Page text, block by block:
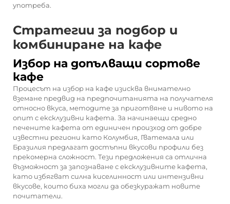
употреба.
Стратегии за подбор и
комбиниране на кафе
Избор на допълващи сортове
кафе
Процесът на избор на кафе изисква внимателно
вземане предвид на предпочитанията на получателя
относно вкуса, методите за приготвяне и нивото на
опит с ексклузивни кафета. За начинаещи средно
печените кафета от единичен произход от добре
известни региони като Колумбия, Гватемала или
Бразилия предлагат достъпни вкусови профили без
прекомерна сложност. Тези предложения са отлична
възможност за запознаване с ексклузивните кафета,
като избягват силна киселинност или интензивни
вкусове, които биха могли да обезкуражат новите
почитатели.